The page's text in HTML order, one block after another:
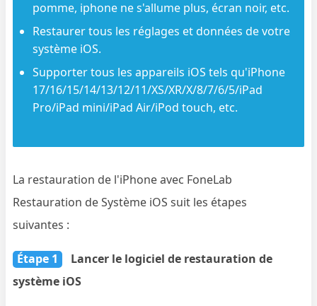
pomme, iphone ne s'allume plus, écran noir, etc.
Restaurer tous les réglages et données de votre
système iOS.
Supporter tous les appareils iOS tels qu'iPhone
17/16/15/14/13/12/11/XS/XR/X/8/7/6/5/iPad
Pro/iPad mini/iPad Air/iPod touch, etc.
La restauration de l'iPhone avec FoneLab
Restauration de Système iOS suit les étapes
suivantes :
Étape 1
Lancer le logiciel de restauration de
système iOS